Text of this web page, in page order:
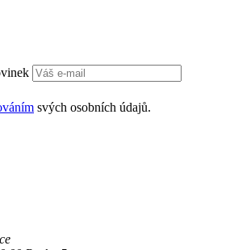
svých osobních údajů.